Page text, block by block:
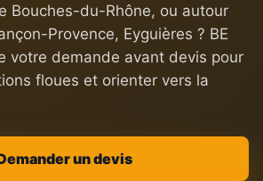
Bouches-du-Rhône, ou autour
Provence, Eyguières ? BE
votre demande avant devis pour
floues et orienter vers la
un devis